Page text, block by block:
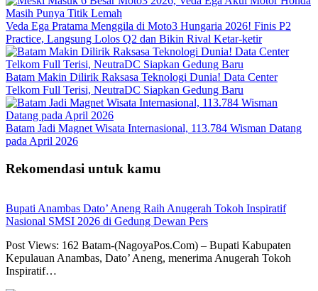
Veda Ega Pratama Menggila di Moto3 Hungaria 2026! Finis P2
Practice, Langsung Lolos Q2 dan Bikin Rival Ketar-ketir
Batam Makin Dilirik Raksasa Teknologi Dunia! Data Center
Telkom Full Terisi, NeutraDC Siapkan Gedung Baru
Batam Jadi Magnet Wisata Internasional, 113.784 Wisman Datang
pada April 2026
Rekomendasi untuk kamu
Bupati Anambas Dato’ Aneng Raih Anugerah Tokoh Inspiratif
Nasional SMSI 2026 di Gedung Dewan Pers
Post Views: 162 Batam-(NagoyaPos.Com) – Bupati Kabupaten
Kepulauan Anambas, Dato’ Aneng, menerima Anugerah Tokoh
Inspiratif…